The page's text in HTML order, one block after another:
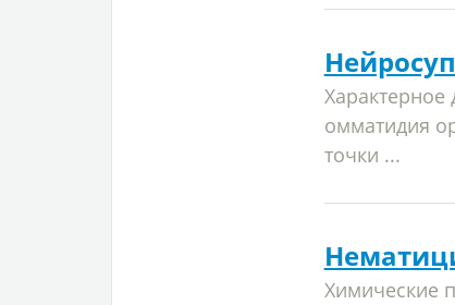
омматидия
точки ...
Химические